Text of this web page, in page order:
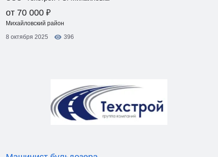
от 70 000 ₽
Михайловский район
8 октября 2025
396